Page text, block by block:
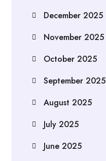
December 2025
November 2025
October 2025
September 2025
August 2025
July 2025
June 2025